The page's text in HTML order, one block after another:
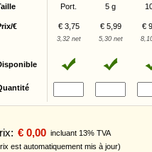
Port. 5 g
€ € 3,75 € 5,99 €
3,32 net 5,30 net
€ 0,00 incluant 13% TVA
est automatiquement mis à jour)